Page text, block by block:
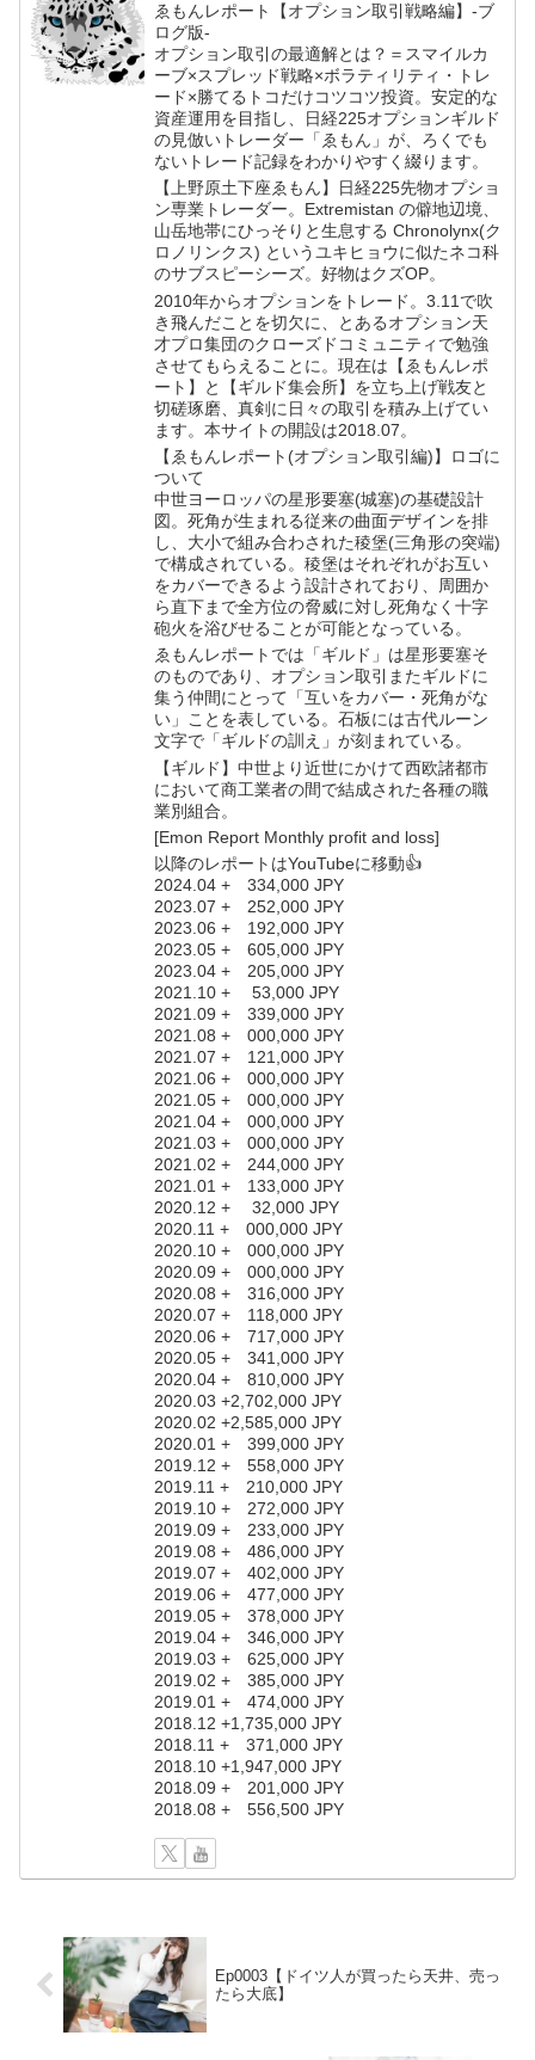
ゑもんレポート【オプション取引戦略編】-ブ
ログ版-
オプション取引の最適解とは？＝スマイルカ
ーブ×スプレッド戦略×ボラティリティ・トレ
ード×勝てるトコだけコツコツ投資。安定的な
資産運用を目指し、日経225オプションギルド
の見倣いトレーダー「ゑもん」が、ろくでも
ないトレード記録をわかりやすく綴ります。
【上野原土下座ゑもん】日経225先物オプショ
ン専業トレーダー。Extremistan の僻地辺境、
山岳地帯にひっそりと生息する Chronolynx(ク
ロノリンクス) というユキヒョウに似たネコ科
のサブスピーシーズ。好物はクズOP。
2010年からオプションをトレード。3.11で吹
き飛んだことを切欠に、とあるオプション天
才プロ集団のクローズドコミュニティで勉強
させてもらえることに。現在は【ゑもんレポ
ート】と【ギルド集会所】を立ち上げ戦友と
切磋琢磨、真剣に日々の取引を積み上げてい
ます。本サイトの開設は2018.07。
【ゑもんレポート(オプション取引編)】ロゴに
ついて
中世ヨーロッパの星形要塞(城塞)の基礎設計
図。死角が生まれる従来の曲面デザインを排
し、大小で組み合わされた稜堡(三角形の突端)
で構成されている。稜堡はそれぞれがお互い
をカバーできるよう設計されており、周囲か
ら直下まで全方位の脅威に対し死角なく十字
砲火を浴びせることが可能となっている。
ゑもんレポートでは「ギルド」は星形要塞そ
のものであり、オプション取引またギルドに
集う仲間にとって「互いをカバー・死角がな
い」ことを表している。石板には古代ルーン
文字で「ギルドの訓え」が刻まれている。
【ギルド】中世より近世にかけて西欧諸都市
において商工業者の間で結成された各種の職
業別組合。
[Emon Report Monthly profit and loss]
以降のレポートはYouTubeに移動👍
2024.04 + 334,000 JPY
2023.07 + 252,000 JPY
2023.06 + 192,000 JPY
2023.05 + 605,000 JPY
2023.04 + 205,000 JPY
2021.10 + 53,000 JPY
2021.09 + 339,000 JPY
2021.08 + 000,000 JPY
2021.07 + 121,000 JPY
2021.06 + 000,000 JPY
2021.05 + 000,000 JPY
2021.04 + 000,000 JPY
2021.03 + 000,000 JPY
2021.02 + 244,000 JPY
2021.01 + 133,000 JPY
2020.12 + 32,000 JPY
2020.11 + 000,000 JPY
2020.10 + 000,000 JPY
2020.09 + 000,000 JPY
2020.08 + 316,000 JPY
2020.07 + 118,000 JPY
2020.06 + 717,000 JPY
2020.05 + 341,000 JPY
2020.04 + 810,000 JPY
2020.03 +2,702,000 JPY
2020.02 +2,585,000 JPY
2020.01 + 399,000 JPY
2019.12 + 558,000 JPY
2019.11 + 210,000 JPY
2019.10 + 272,000 JPY
2019.09 + 233,000 JPY
2019.08 + 486,000 JPY
2019.07 + 402,000 JPY
2019.06 + 477,000 JPY
2019.05 + 378,000 JPY
2019.04 + 346,000 JPY
2019.03 + 625,000 JPY
2019.02 + 385,000 JPY
2019.01 + 474,000 JPY
2018.12 +1,735,000 JPY
2018.11 + 371,000 JPY
2018.10 +1,947,000 JPY
2018.09 + 201,000 JPY
2018.08 + 556,500 JPY
Ep0003【ドイツ人が買ったら天井、売っ
たら大底】